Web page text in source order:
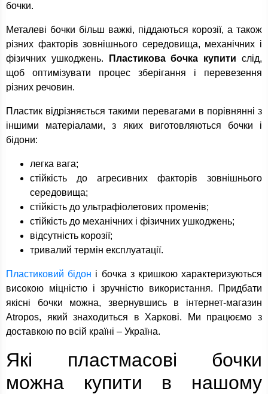
бочки.
Металеві бочки більш важкі, піддаються корозії, а також
різних факторів зовнішнього середовища, механічних і
фізичних ушкоджень.
Пластикова бочка купити слід,
щоб оптимізувати процес зберігання і перевезення
різних речовин.
Пластик відрізняється такими перевагами в порівнянні з
іншими матеріалами, з яких виготовляються бочки і
бідони:
легка вага;
стійкість до агресивних факторів зовнішнього
середовища;
стійкість до ультрафіолетових променів;
стійкість до механічних і фізичних ушкоджень;
відсутність корозії;
тривалий термін експлуатації.
Пластиковий бідон і бочка з кришкою характеризуються
високою міцністю і зручністю використання. Придбати
якісні бочки можна, звернувшись в інтернет-магазин
Atropos, який знаходиться в Харкові. Ми працюємо з
доставкою по всій країні – Україна.
Які пластмасові бочки
можна купити в нашому